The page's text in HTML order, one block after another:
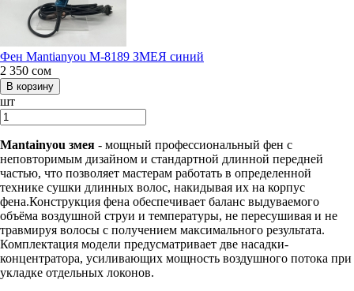
Фен Mantianyou М-8189 ЗМЕЯ синий
2 350 сом
шт
Mantainyou змея - мощный профессиональный фен с
неповторимым дизайном и стандартной длинной передней
частью, что позволяет мастерам работать в определенной
технике сушки длинных волос, накидывая их на корпус
фена.Конструкция фена обеспечивает баланс выдуваемого
объёма воздушной струи и температуры, не пересушивая и не
травмируя волосы с получением максимального результата.
Комплектация модели предусматривает две насадки-
концентратора, усиливающих мощность воздушного потока при
укладке отдельных локонов.